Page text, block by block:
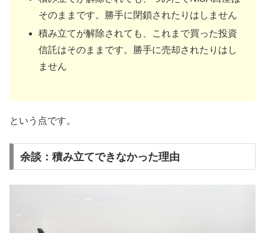
そのままです。勝手に閉鎖されたりはしません
積み立てが解除されても、これまで買った投資
信託はそのままです。勝手に売却されたりはし
ません
という点です。
余談：積み立てできなかった理由